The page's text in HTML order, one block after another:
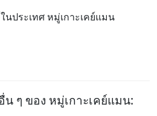
ประเทศ หมู่เกาะเคย์แมน
ๆ ของ หมู่เกาะเคย์แมน: